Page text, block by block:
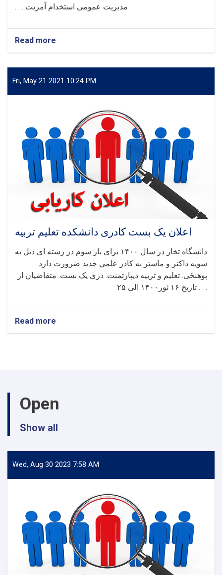
مدیریت عمومی استخدام آمریت . . .
Read more
Fri, May 21 2021 10:24 PM
اعلان یک بست کادری دانشکده تعلیم تربیه
دانشگاه تخار در سال ۱۴۰۰ برای بار سوم در رشته ای ذيل به
سويه داکتر و ماستر به کادر علمي جديد ضرورت دارد.
پوهنځی: تعلیم و تربیه دیپارتمنت: دری یک بست. متقاضيان از
تاريخ ۱۶ ثور۱۴۰۰ الی ۲۵ . . .
Read more
اعلان
Open
Show all
Wed, Aug 30 2023 7:58 AM